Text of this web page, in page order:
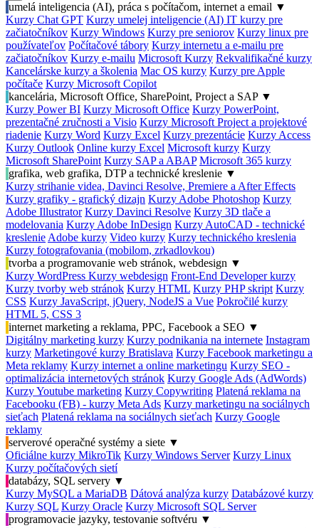
umelá inteligencia (AI), práca s počítačom, internet a email ▼
Kurzy Chat GPT Kurzy umelej inteligencie (AI) IT kurzy pre
začiatočníkov Kurzy Windows Kurzy pre seniorov Kurzy linux pre
používateľov Počítačové tábory Kurzy internetu a e-mailu pre
začiatočníkov Kurzy e-mailu Microsoft Kurzy Rekvalifikačné kurzy
Kancelárske kurzy a školenia Mac OS kurzy Kurzy pre Apple
počítače Kurzy Microsoft Copilot
kancelária, Microsoft Office, SharePoint, Project a SAP ▼
Kurzy Power BI Kurzy Microsoft Office Kurzy PowerPoint,
prezentačné zručnosti a Visio Kurzy Microsoft Project a projektové
riadenie Kurzy Word Kurzy Excel Kurzy prezentácie Kurzy Access
Kurzy Outlook Online kurzy Excel Microsoft kurzy Kurzy
Microsoft SharePoint Kurzy SAP a ABAP Microsoft 365 kurzy
grafika, web grafika, DTP a technické kreslenie ▼
Kurzy strihanie videa, Davinci Resolve, Premiere a After Effects
Kurzy grafiky - grafický dizajn Kurzy Adobe Photoshop Kurzy
Adobe Illustrator Kurzy Davinci Resolve Kurzy 3D tlače a
modelovania Kurzy Adobe InDesign Kurzy AutoCAD - technické
kreslenie Adobe kurzy Video kurzy Kurzy technického kreslenia
Kurzy fotografovania (mobilom, zrkadlovkou)
tvorba a programovanie web stránok, webdesign ▼
Kurzy WordPress Kurzy webdesign Front-End Developer kurzy
Kurzy tvorby web stránok Kurzy HTML Kurzy PHP skript Kurzy
CSS Kurzy JavaScript, jQuery, NodeJS a Vue Pokročilé kurzy
HTML 5, CSS 3
internet marketing a reklama, PPC, Facebook a SEO ▼
Digitálny marketing kurzy Kurzy podnikania na internete Instagram
kurzy Marketingové kurzy Bratislava Kurzy Facebook marketingu a
Meta reklamy Kurzy internet a online marketingu Kurzy SEO -
optimalizácia internetových stránok Kurzy Google Ads (AdWords)
Kurzy Youtube marketing Kurzy Copywriting Platená reklama na
Facebooku (FB) - kurzy Meta Ads Kurzy marketingu na sociálnych
sieťach Platená reklama na sociálnych sieťach Kurzy Google
reklamy
serverové operačné systémy a siete ▼
Oficiálne kurzy MikroTik Kurzy Windows Server Kurzy Linux
Kurzy počítačových sietí
databázy, SQL servery ▼
Kurzy MySQL a MariaDB Dátová analýza kurzy Databázové kurzy
Kurzy SQL Kurzy Oracle Kurzy Microsoft SQL Server
programovacie jazyky, testovanie softvéru ▼